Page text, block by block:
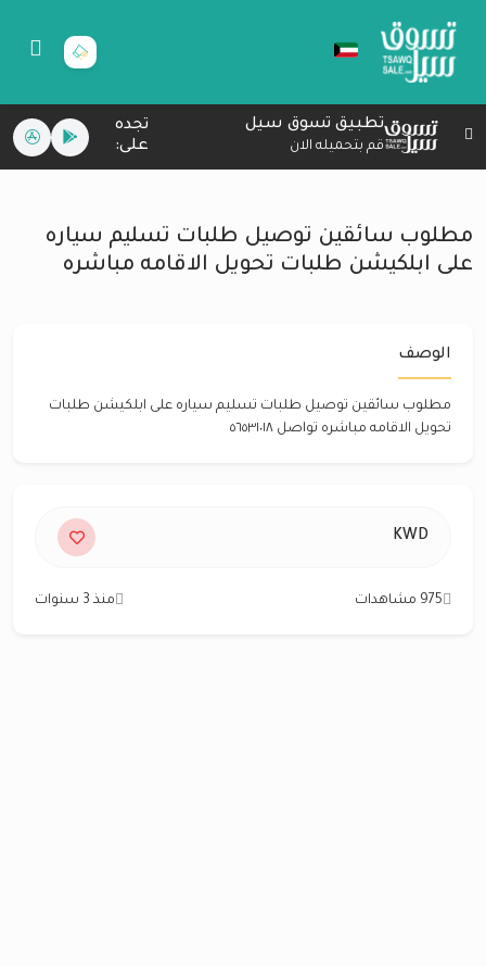
تطبيق تسوق سيل
قم بتحميله الان
تجده
على:
مطلوب سائقين توصيل طلبات تسليم سياره
على ابلكيشن طلبات تحويل الاقامه مباشره
الوصف
مطلوب سائقين توصيل طلبات تسليم سياره على ابلكيشن طلبات
تحويل الاقامه مباشره تواصل ٥٦٥٣١٠١٨
KWD
975 مشاهدات منذ 3 سنوات